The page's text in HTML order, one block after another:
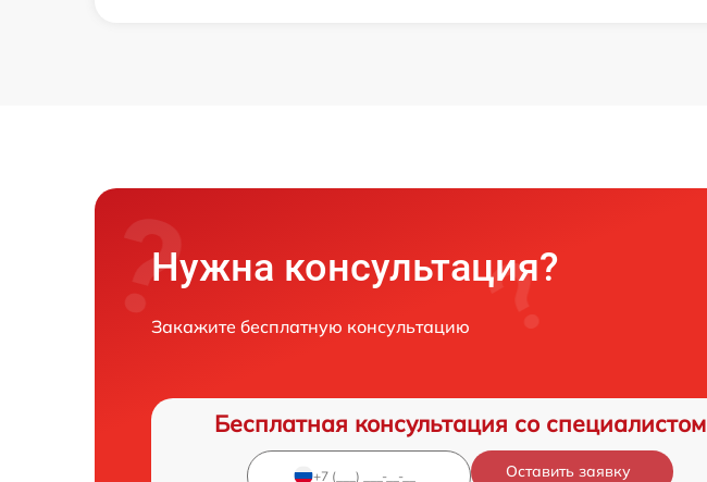
Нужна консультация?
Закажите бесплатную консультацию
Бесплатная консультация со специалистом
Оставить заявку